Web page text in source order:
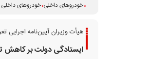
خودروهای داخلی خودروهای داخلی
هیأت وزیران آیین‌نامه اجرایی
ایستادگی دولت بر کاهش